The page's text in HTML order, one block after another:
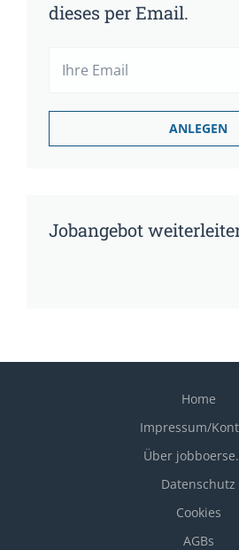
dieses per Email.
Jobangebot
Home
Impressum/
Über
Datenschutz
Cookies
AGBs